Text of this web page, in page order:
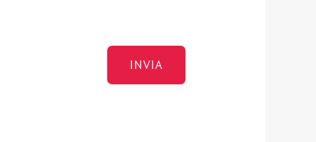
INVIA